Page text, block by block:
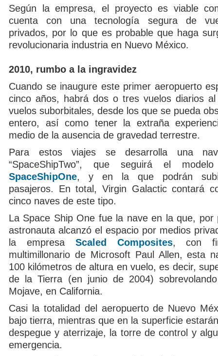
Según la empresa, el proyecto es viable
cuenta con una tecnología segura de
privados, por lo que es probable que haga
revolucionaria industria en Nuevo México.
2010, rumbo a la ingravidez
Cuando se inaugure este primer aeropuerto
cinco años, habrá dos o tres vuelos diarios
vuelos suborbitales, desde los que se pueda
entero, así como tener la extraña
medio de la ausencia de gravedad terrestre.
Para estos viajes se desarrolla una
“SpaceShipTwo”, que seguirá el
SpaceShipOne, y en la que podrán
pasajeros. En total, Virgin Galactic contará
cinco naves de este tipo.
La Space Ship One fue la nave en la que, por
astronauta alcanzó el espacio por medios
la empresa Scaled Composites, con
multimillonario de Microsoft Paul Allen, esta
100 kilómetros de altura en vuelo, es decir,
de la Tierra (en junio de 2004)
Mojave, en California.
Casi la totalidad del aeropuerto de Nuevo
bajo tierra, mientras que en la superficie
despegue y aterrizaje, la torre de control y
emergencia.